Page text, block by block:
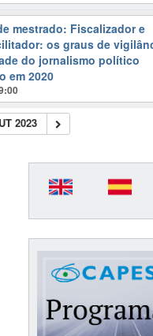
mestrado: Fiscalizador e
os graus de
do jornalismo político
em 2020
2023